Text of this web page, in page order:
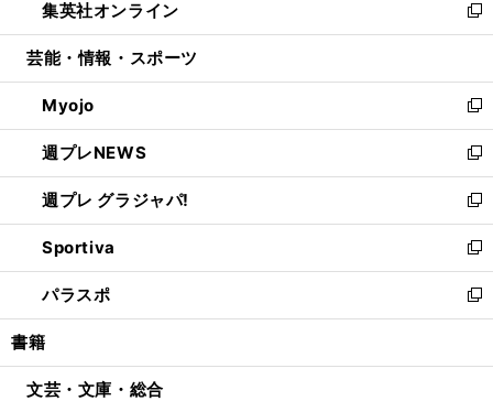
く
で
開
ド
ウ
開
く
ィ
ン
ウ
で
開
く
い
ウ
ン
ド
ウ
で
開
く
集英社オンライン
新
し
ウ
ィ
ン
ド
ウ
で
開
く
芸能・情報・スポーツ
Myojo
新
し
い
ウ
ィ
ン
ド
ウ
で
開
週プレNEWS
新
し
い
ウ
ィ
ン
ド
ウ
開
週プレ グラジャパ!
新
し
い
ウ
ィ
ン
ウ
Sportiva
新
し
い
ウ
ン
パラスポ
新
し
ウ
書籍
文芸・文庫・総合